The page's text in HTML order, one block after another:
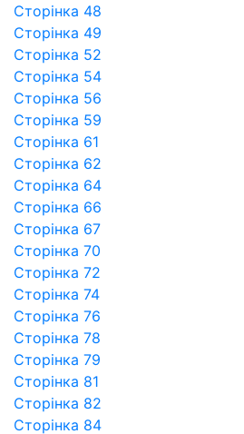
Сторінка 48
Сторінка 49
Сторінка 52
Сторінка 54
Сторінка 56
Сторінка 59
Сторінка 61
Сторінка 62
Сторінка 64
Сторінка 66
Сторінка 67
Сторінка 70
Сторінка 72
Сторінка 74
Сторінка 76
Сторінка 78
Сторінка 79
Сторінка 81
Сторінка 82
Сторінка 84